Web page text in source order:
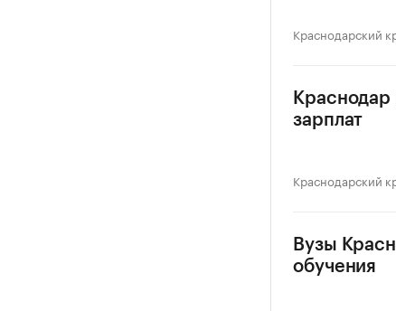
Краснодарский
зарплат
Краснодарский
Вузы
обучения